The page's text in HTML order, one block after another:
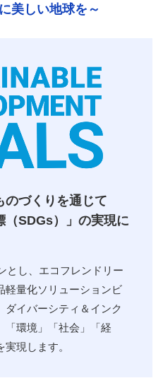
美しい地球を～
のづくりを通じて
（SDGs）」の実現に
とし、エコフレンドリー
軽量化ソリューションビ
ダイバーシティ＆インク
「環境」「社会」「経
現します。